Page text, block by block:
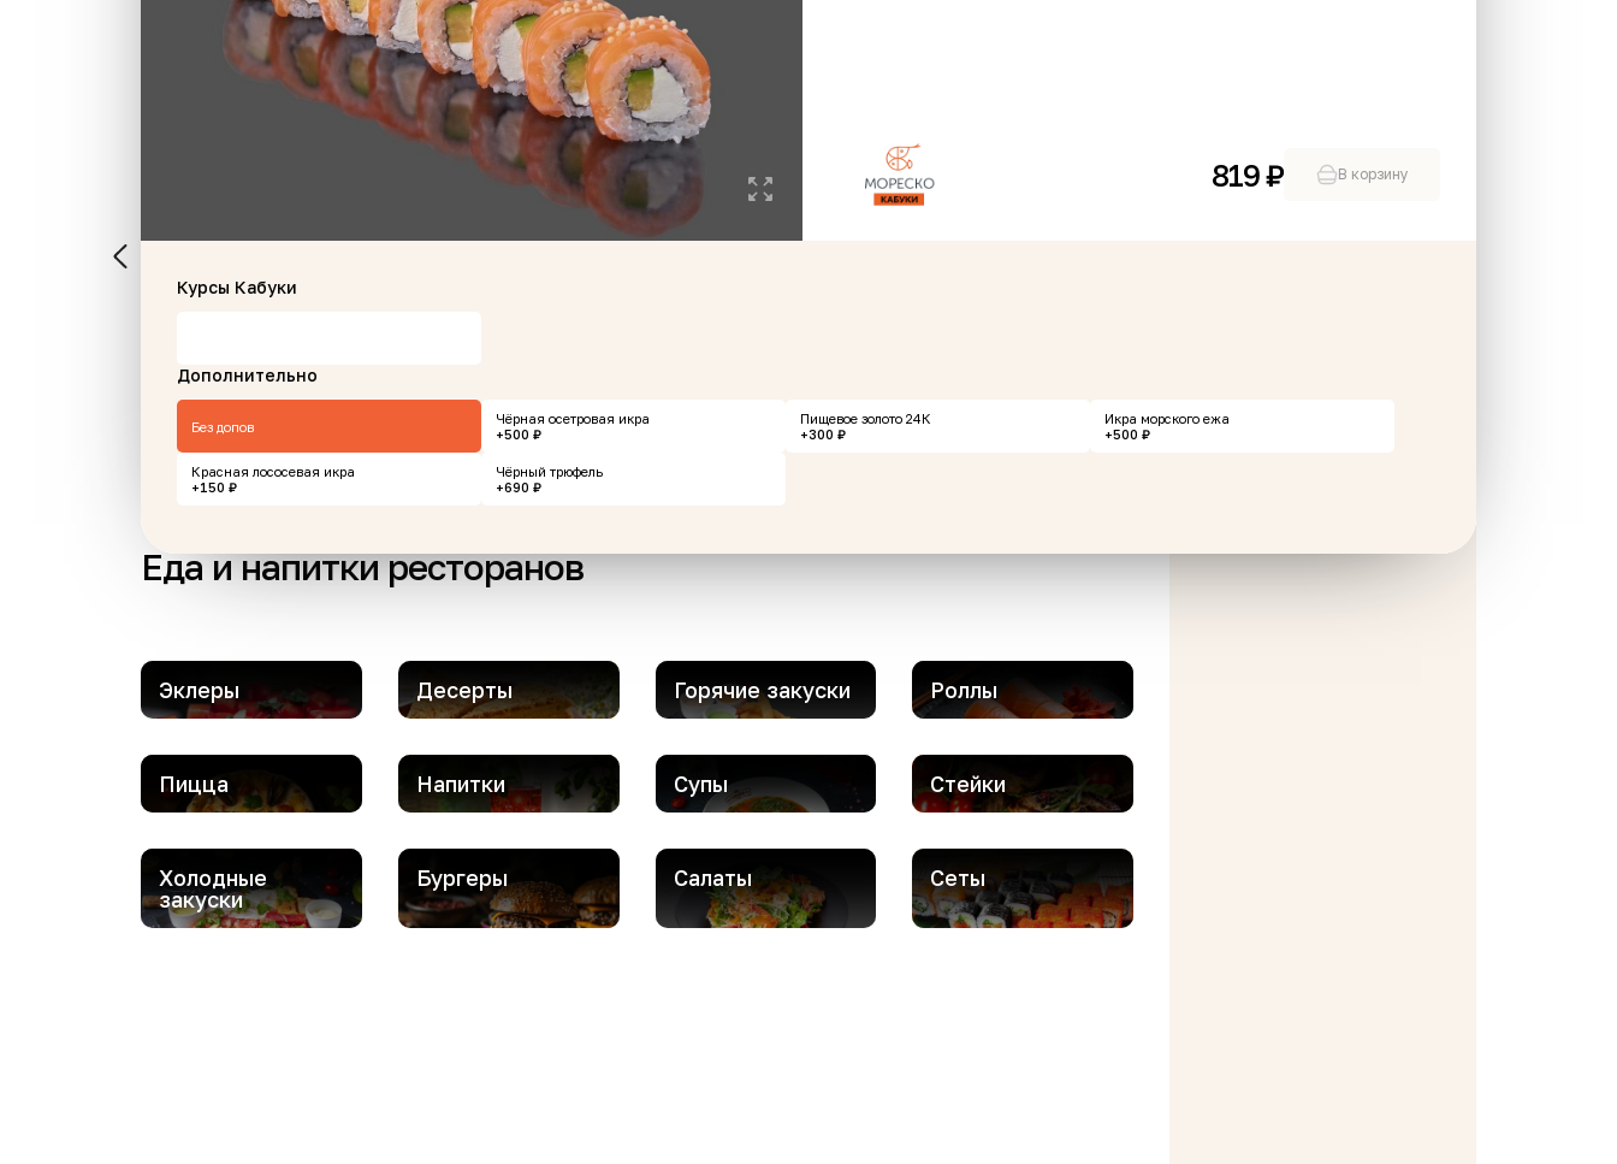
пай с
В корзину
Новинка
В корзину
Хит
В корзину В корзину
Еда и напитки ресторанов
Эклеры Десерты Горячие закуски Роллы
Пицца Напитки Супы Стейки
Холодные
закуски
Бургеры Салаты Сеты
819 ₽ В корзину
Курсы Кабуки
Дополнительно
Без допов
Чёрная осетровая икра
+500 ₽
Пищевое золото 24К
+300 ₽
Икра морского ежа
+500 ₽
Красная лососевая икра
+150 ₽
Чёрный трюфель
+690 ₽